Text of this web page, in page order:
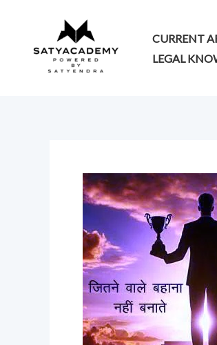
content
CURRENT
LEGAL